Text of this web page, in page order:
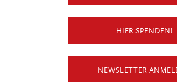
HIER SPENDEN!
NEWSLETTER